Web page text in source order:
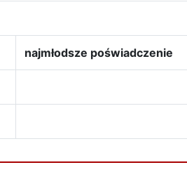
najmłodsze poświadczenie